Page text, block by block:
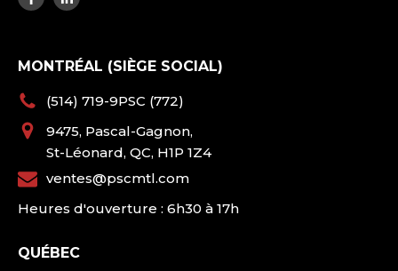
MONTRÉAL (SIÈGE SOCIAL)
(514) 719-9PSC (772)
9475, Pascal-Gagnon,
St-Léonard, QC, H1P 1Z4
ventes@pscmtl.com
Heures d'ouverture : 6h30 à 17h
QUÉBEC